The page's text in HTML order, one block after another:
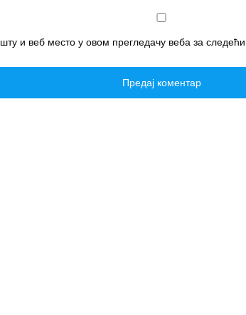
и веб место у овом прегледачу веба за